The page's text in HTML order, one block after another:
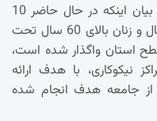
مدیرکل کمیته امداد استان بوشهر با بیان اینکه در حال حاضر 10
هزار و 668 پرونده مردان بالای 55 سال و زنان بالای 60 سال تحت
استان واگذار شده است،
نیکوکاری، با هدف ارائه
از جامعه هدف انجام شده